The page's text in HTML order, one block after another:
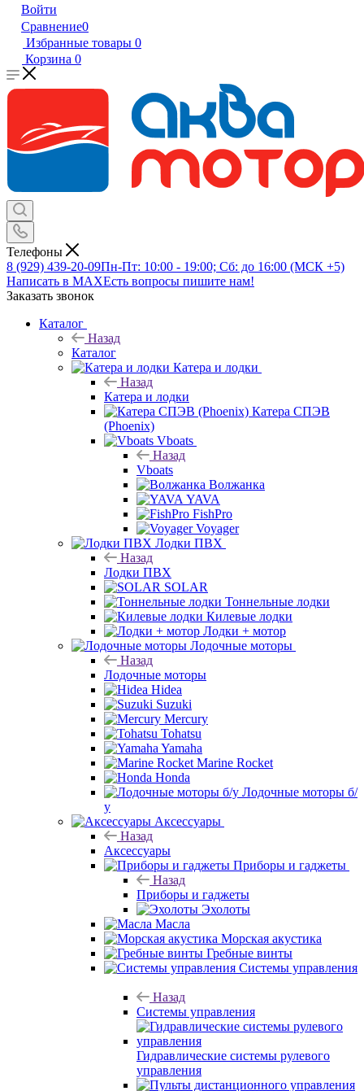
Войти
Сравнение0
Избранные товары 0
Корзина 0
Телефоны
8 (929) 439-20-09Пн-Пт: 10:00 - 19:00; Сб: до 16:00 (МСК +5)
Написать в MAXЕсть вопросы пишите нам!
Заказать звонок
Каталог
Назад
Каталог
Катера и лодки
Назад
Катера и лодки
Катера СПЭВ
(Phoenix)
Vboats
Назад
Vboats
Волжанка
YAVA
FishPro
Voyager
Лодки ПВХ
Назад
Лодки ПВХ
SOLAR
Тоннельные лодки
Килевые лодки
Лодки + мотор
Лодочные моторы
Назад
Лодочные моторы
Hidea
Suzuki
Mercury
Tohatsu
Yamaha
Marine Rocket
Honda
Лодочные моторы б/
у
Аксессуары
Назад
Аксессуары
Приборы и гаджеты
Назад
Приборы и гаджеты
Эхолоты
Масла
Морская акустика
Гребные винты
Системы управления
Назад
Системы управления
Гидравлические системы рулевого
управления